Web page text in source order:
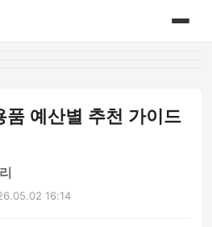
품 예산별 추천 가이드
16:14